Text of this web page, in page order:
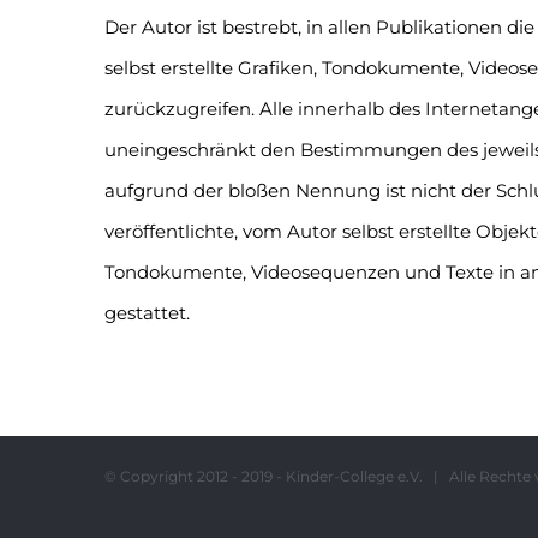
Der Autor ist bestrebt, in allen Publikationen
selbst erstellte Grafiken, Tondokumente,
zurückzugreifen. Alle innerhalb des
uneingeschränkt den Bestimmungen des
aufgrund der bloßen Nennung ist nicht der
veröffentlichte, vom Autor selbst erstellte
Tondokumente, Videosequenzen und Texte in
gestattet.
© Copyright 2012 - 2019 - Kinder-College e.V. | Alle